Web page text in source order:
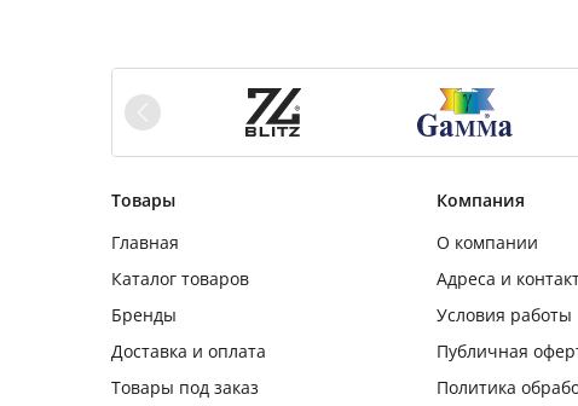
Товары
Главная
Каталог товаров
Бренды
Доставка и оплата
Товары под заказ
Компания
О компании
Адреса и
Условия работы
Публичная
Политика